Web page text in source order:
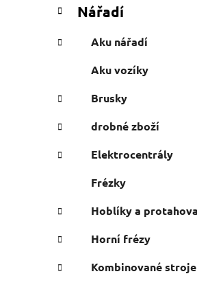
Nářadí
Aku nářadí
Aku vozíky
Brusky
drobné zboží
Elektrocentrály
Frézky
Hoblíky a
Horní frézy
Kombinované stroje